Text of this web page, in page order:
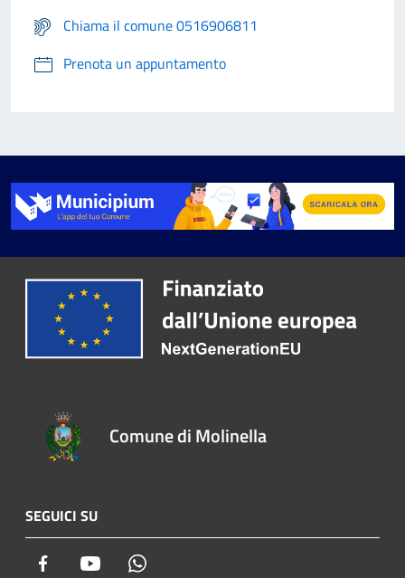
Chiama il comune 0516906811
Prenota un appuntamento
Comune di Molinella
SEGUICI SU
Facebook Youtube